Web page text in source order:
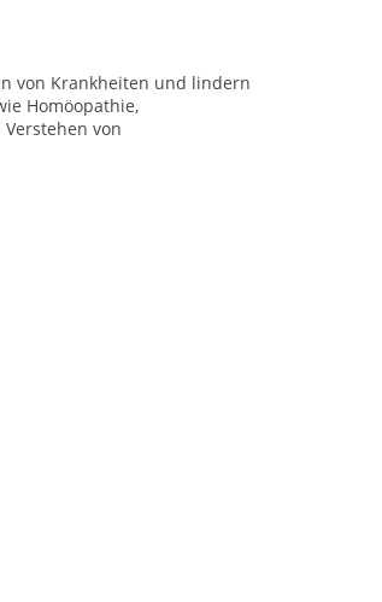
von Krankheiten und lindern
Homöopathie,
von